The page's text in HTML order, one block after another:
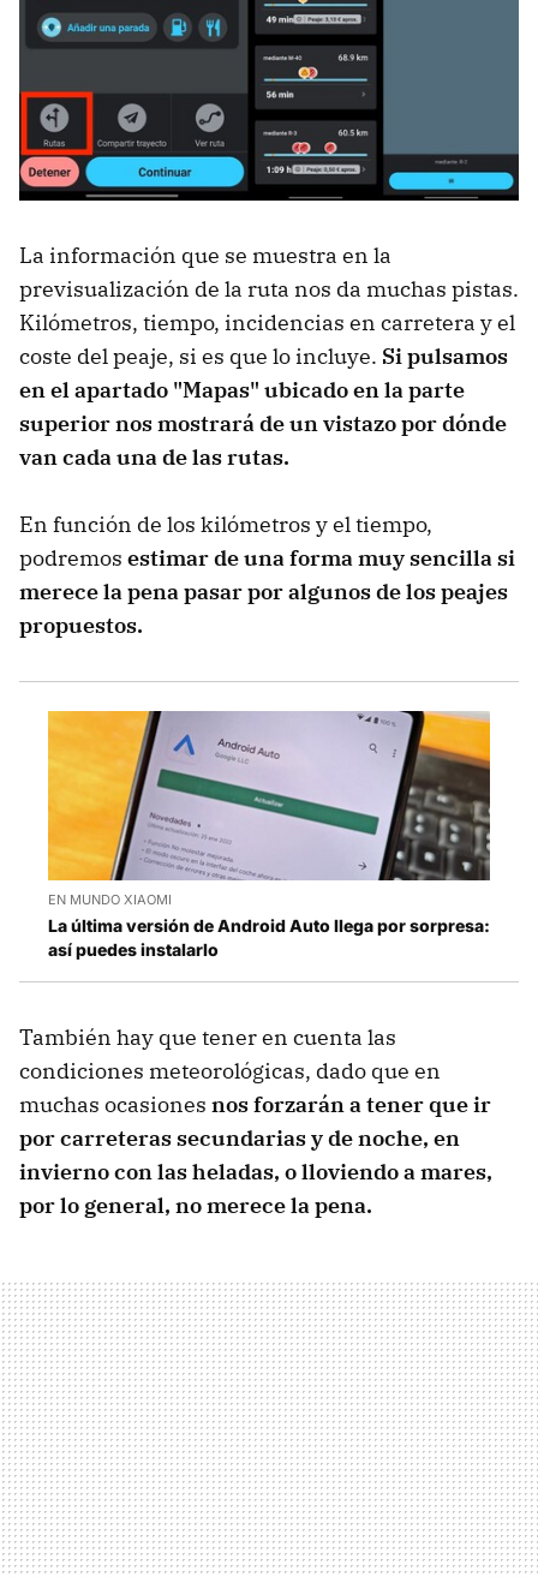
La información que se muestra en la
previsualización de la ruta nos da muchas pistas.
Kilómetros, tiempo, incidencias en carretera y el
coste del peaje, si es que lo incluye. Si pulsamos
en el apartado "Mapas" ubicado en la parte
superior nos mostrará de un vistazo por dónde
van cada una de las rutas.
En función de los kilómetros y el tiempo,
podremos estimar de una forma muy sencilla si
merece la pena pasar por algunos de los peajes
propuestos.
EN MUNDO XIAOMI
La última versión de Android Auto llega por sorpresa:
así puedes instalarlo
También hay que tener en cuenta las
condiciones meteorológicas, dado que en
muchas ocasiones nos forzarán a tener que ir
por carreteras secundarias y de noche, en
invierno con las heladas, o lloviendo a mares,
por lo general, no merece la pena.